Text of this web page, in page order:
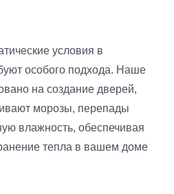
условия в
особого подхода. Наше
на создание дверей,
морозы, перепады
влажность, обеспечивая
тепла в вашем доме